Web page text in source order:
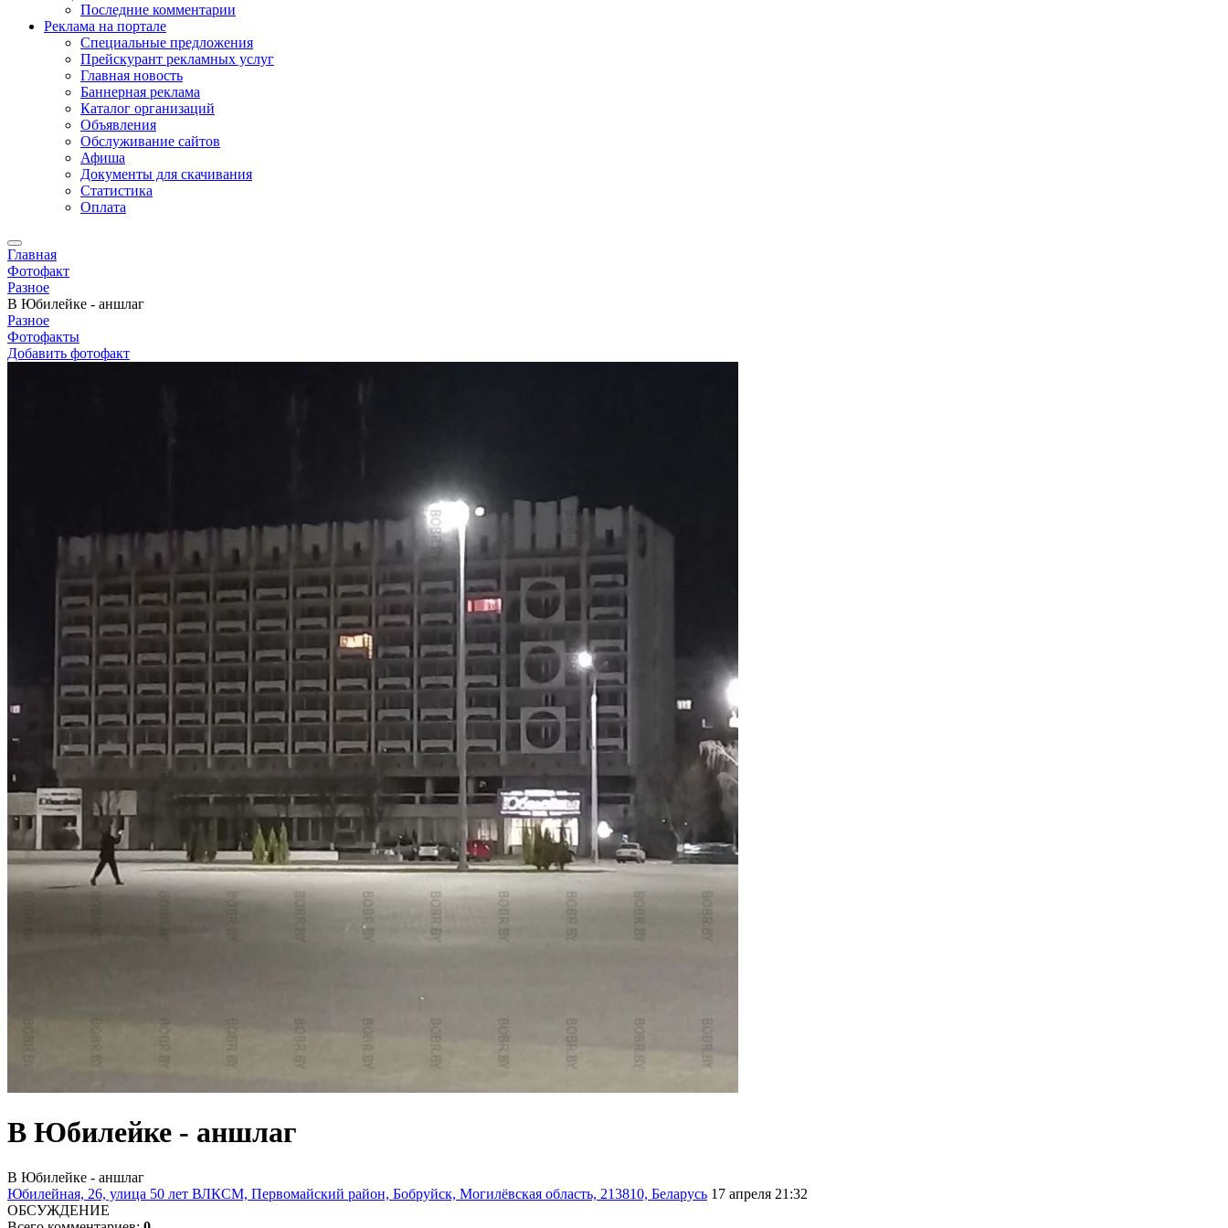
Последние комментарии
Реклама на портале
Специальные предложения
Прейскурант рекламных услуг
Главная новость
Баннерная реклама
Каталог организаций
Объявления
Обслуживание сайтов
Афиша
Документы для скачивания
Статистика
Оплата
Главная
Фотофакт
Разное
В Юбилейке - аншлаг
Разное
Фотофакты
Добавить фотофакт
В Юбилейке - аншлаг
В Юбилейке - аншлаг
Юбилейная, 26, улица 50 лет ВЛКСМ, Первомайский район, Бобруйск, Могилёвская область, 213810, Беларусь 17 апреля 21:32
ОБСУЖДЕНИЕ